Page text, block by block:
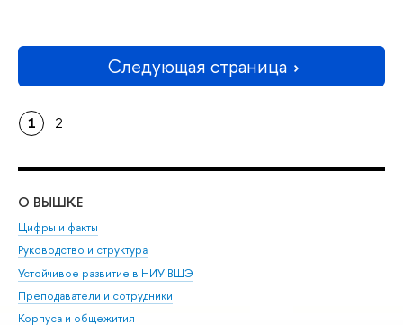
Следующая страница
1 2
О ВЫШКЕ
Цифры и факты
Руководство и структура
Устойчивое развитие в НИУ ВШЭ
Преподаватели и сотрудники
Корпуса и общежития